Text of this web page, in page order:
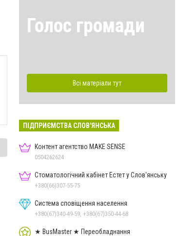
Голос громади
Всі матеріали тут
ПІДПРИЄМСТВА СЛОВ'ЯНСЬКА
Контент агентство MAKE SENSE
0504262624
Стоматологічний кабінет Естет у Слов'янську
+380(66)307-55-75
Система сповіщення населення
+380(67)340-49-59, +380(67)350-44-68
★ BusMaster ★ Переобладнання